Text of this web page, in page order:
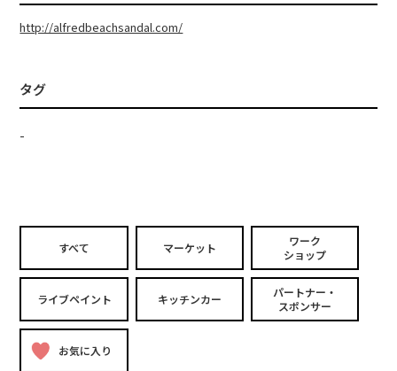
http://alfredbeachsandal.com/
タグ
-
すべて マーケット
ワーク
ショップ
ライブペイント キッチンカー
パートナー・
スポンサー
お気に入り